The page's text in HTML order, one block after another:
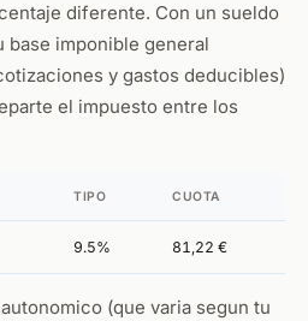
diferente. Con un sueldo
base imponible general
y gastos deducibles)
el impuesto entre los
TIPO CUOTA
9.5% 81,22 €
(que varia segun tu